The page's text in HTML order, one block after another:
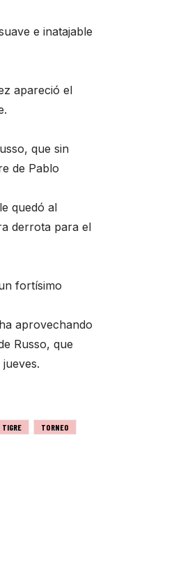
e inatajable
apareció el
que sin
de Pablo
quedó al
derrota para el
fortísimo
aprovechando
Russo, que
TIGRE TORNEO